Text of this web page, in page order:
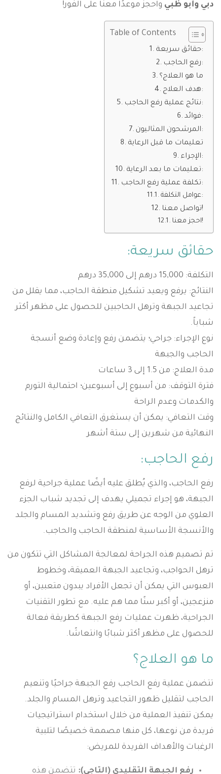
دبي وأبو ظبي واحجز موعدًا معنا على الفور!
Table of Contents
حقائق سريعة:
رفع الحاجب:
ما هو العلاج؟
هدف العلاج:
نتائج عملية رفع الحاجب:
فوائد:
المرشحون المثاليون:
تعليمات ما قبل الرعاية
الإجراء:
تعليمات ما بعد الرعاية:
تكلفة عملية رفع الحاجب:
عوامل التكلفة:
تواصل معنا!
احجز معنا!
حقائق سريعة:
التكلفة: 15,000 درهم إلى 35,000 درهم
النتائج: يرفع ويعيد تشكيل منطقة الحاجب، مما يقلل من
تجاعيد الجبهة وترهل الحاجبين للحصول على مظهر أكثر
شباباً.
نوع الإجراء: جراحي؛ يتضمن رفع وإعادة وضع أنسجة
الحاجب والجبهة
مدة العلاج: من 1.5 إلى 3 ساعات
فترة التوقف: من أسبوع إلى أسبوعين؛ احتمالية التورم
والكدمات وعدم الراحة
وقت التعافي: يمكن أن يستغرق التعافي الكامل والنتائج
النهائية من شهرين إلى ستة أشهر
رفع الحاجب:
رفع الحاجب، والذي يُطلق عليه أيضًا عملية جراحية لرفع
الجبهة، هو إجراء تجميلي يهدف إلى تجديد شباب الجزء
العلوي من الوجه عن طريق رفع وتشديد المسام والجلد
والأنسجة الأساسية لمنطقة الحاجب والحاجب.
تم تصميم هذه الجراحة لمعالجة المشاكل التي تتكون من
ترهل الحواجب، وتجاعيد الجبهة العميقة، وخطوط
العبوس التي يمكن أن تجعل الأفراد يبدون متعبين، أو
منزعجين، أو أكبر سنًا مما هم عليه. مع تطور التقنيات
الجراحية، ظهرت عمليات رفع الجبهة كطريقة فعالة
للحصول على مظهر أكثر شبابًا وانتعاشًا.
ما هو العلاج؟
تتضمن عملية رفع الحاجب رفع الجبهة جراحيًا وتنعيم
الحاجب لتقليل ظهور التجاعيد وترهل المسام والجلد.
يمكن تنفيذ العملية من خلال استخدام استراتيجيات
فريدة من نوعها، كل منها مصممة خصيصًا لتلبية
الرغبات والأهداف الفريدة للمريض:
رفع الجبهة التقليدي (التاجي): تتضمن هذه